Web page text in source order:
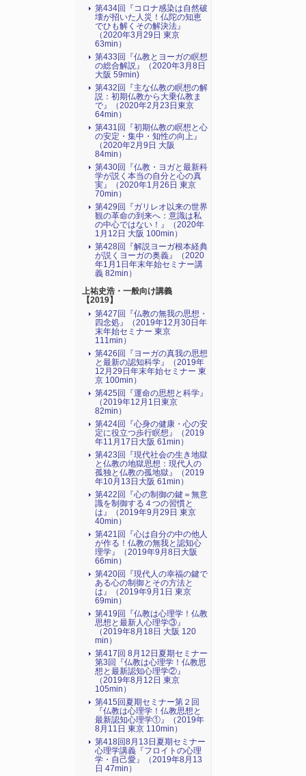
第434回『コロナ感染は自然破
壊が招いた人災！仏陀の知恵
でひも解くその解決法』
（2020年3月29日 東京
63min）
第433回『仏教とヨーガの瞑想
の総合解説』（2020年3月8日
大阪 59min)
第432回『主な仏教の瞑想の解
説：初期仏教から大乗仏教ま
で』（2020年2月23日東京
64min）
第431回『初期仏教の瞑想と心
の安定・集中・知性の向上』
（2020年2月9日 大阪
84min）
第430回『仏教・ヨガと最新科
学が説く本当の自分と心の真
実』（2020年1月26日 東京
70min）
第429回『ガリレオ以来の世界
観の革命の到来へ：意識は私
の中心ではない！』（2020年
1月12日 大阪 100min）
第428回『解説ヨーガ根本経典
が説くヨーガの奥義』（2020
年1月1日年末年始セミナー講
義 82min）
上祐史浩・一般向け講義
【2019】
第427回『仏教の無我の思想・
四念処』（2019年12月30日年
末年始セミナー 東京
111min）
第426回『ヨーガの真我の思想
と最新の認知科学』（2019年
12月29日年末年始セミナー 東
京 100min）
第425回『運命の思想と科学』
（2019年12月1日東京
82min）
第424回『心身の健康・心の安
定に役立つ歩行瞑想』（2019
年11月17日大阪 61min）
第423回『現代社会の生き地獄
と仏教の地獄思想：現代人の
孤独と仏教の孤地獄』（2019
年10月13日大阪 61min）
第422回『心の制御の鍵＝無意
識を制御する４つの習慣と
は』（2019年9月29日 東京
40min）
第421回『心は自分の中の他人
が作る！仏教の無我と認知心
理学』（2019年9月8日大阪
66min）
第420回『現代人の幸福の鍵で
ある心の制御とその方法と
は』（2019年9月1日 東京
69min）
第419回『仏教は心理学！仏教
思想と最新人心理学③』
（2019年8月18日 大阪 120
min）
第417回 8月12日夏期セミナー
第3回『仏教は心理学！仏教思
想と最新認知心理学②』
（2019年8月12日 東京
105min）
第415回夏期セミナー第２回
『仏教は心理学！仏教思想と
最新認知心理学①』（2019年
8月11日 東京 110min）
第418回8月13日夏期セミナー
心理学講義『フロイトの心理
学・自己愛』（2019年8月13
日 47min）